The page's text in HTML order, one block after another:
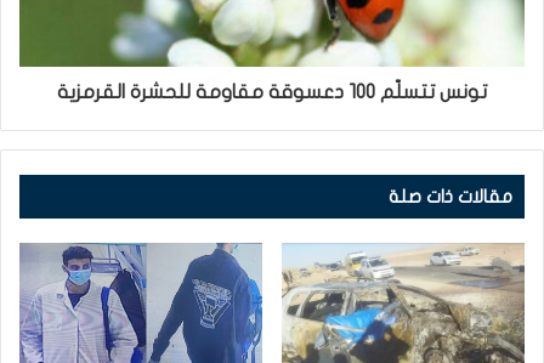
تونس تتسلّم 100 دعسوقة مقاومة للحشرة القرمزية
مقالات ذات صلة